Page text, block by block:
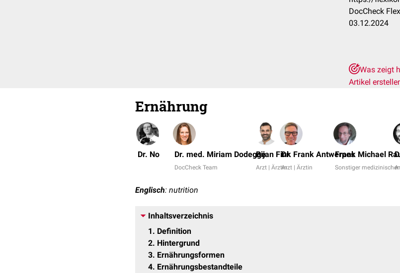
DocCheck
03.12.2024
Was zeigt
Artikel
Ernährung
Dr. No Dr. med. Miriam Dodegge
DocCheck Team
Bijan Fink
Arzt | Ärztin
Dr. Frank Antwerpes
Arzt | Ärztin
Frank Michael
Sonstiger medizinischer
Englisch: nutrition
Inhaltsverzeichnis
1
Definition
2 Hintergrund
3 Ernährungsformen
4 Ernährungsbestandteile